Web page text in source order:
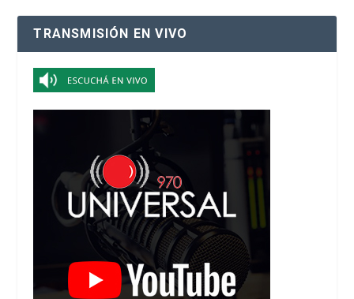
TRANSMISIÓN EN VIVO